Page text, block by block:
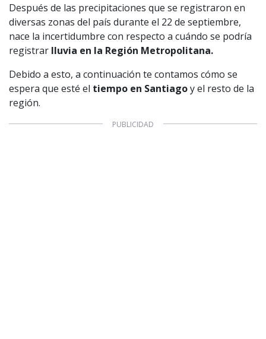
Después de las precipitaciones que se registraron en
diversas zonas del país durante el 22 de septiembre,
nace la incertidumbre con respecto a cuándo se podría
registrar lluvia en la Región Metropolitana.
Debido a esto, a continuación te contamos cómo se
espera que esté el tiempo en Santiagoy el resto de la
región.